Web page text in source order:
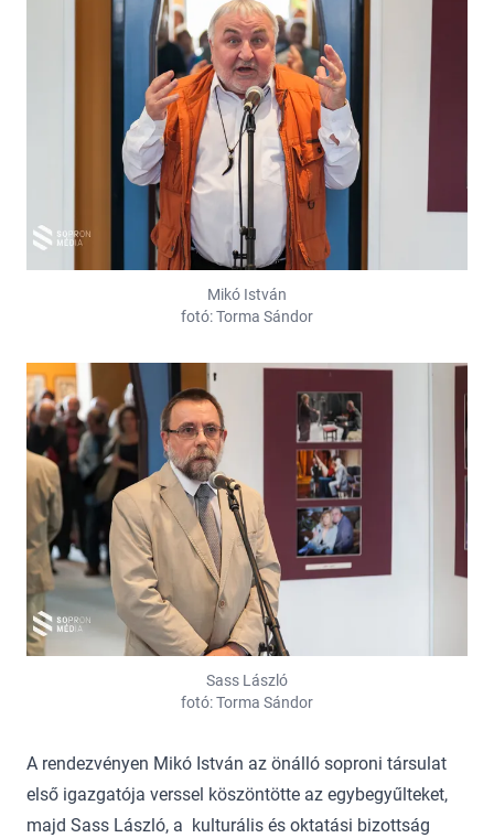
Mikó István
fotó: Torma Sándor
Sass László
fotó: Torma Sándor
A rendezvényen Mikó István az önálló soproni társulat
első igazgatója verssel köszöntötte az egybegyűlteket,
majd Sass László, a kulturális és oktatási bizottság